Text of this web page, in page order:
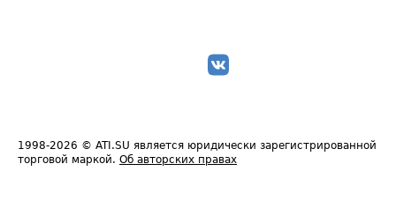
1998-2026 © ATI.SU является юридически зарегистрированной
торговой маркой. Об авторских правах